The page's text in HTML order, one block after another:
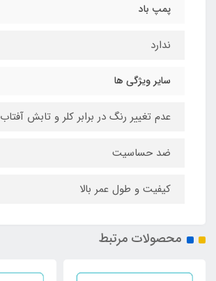
پمپ باد
ندارد
سایر ویژگی ها
عدم تغییر رنگ در برابر کلر و تابش آفتاب
ضد حساسیت
کیفیت و طول عمر بالا
محصولات مرتبط